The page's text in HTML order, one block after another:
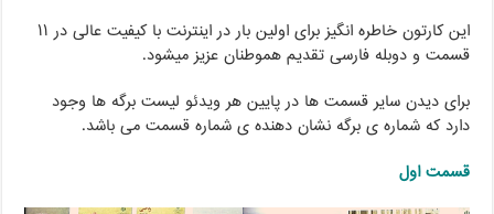
این کارتون خاطره انگیز برای اولین بار در اینترنت با کیفیت عالی در ۱۱
قسمت و دوبله فارسی تقدیم هموطنان عزیز میشود.
برای دیدن سایر قسمت ها در پایین هر ویدئو لیست برگه ها وجود
دارد که شماره ی برگه نشان دهنده ی شماره قسمت می باشد.
قسمت اول